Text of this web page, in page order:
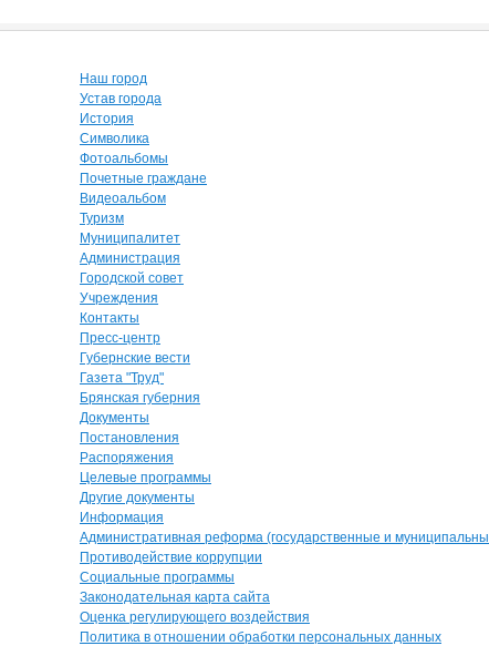
Наш город
Устав города
История
Символика
Фотоальбомы
Почетные граждане
Видеоальбом
Туризм
Муниципалитет
Администрация
Городской совет
Учреждения
Контакты
Пресс-центр
Губернские вести
Газета "Труд"
Брянская губерния
Документы
Постановления
Распоряжения
Целевые программы
Другие документы
Информация
Административная реформа (государственные и
Противодействие коррупции
Социальные программы
Законодательная карта сайта
Оценка регулирующего воздействия
Политика в отношении обработки персональных данных